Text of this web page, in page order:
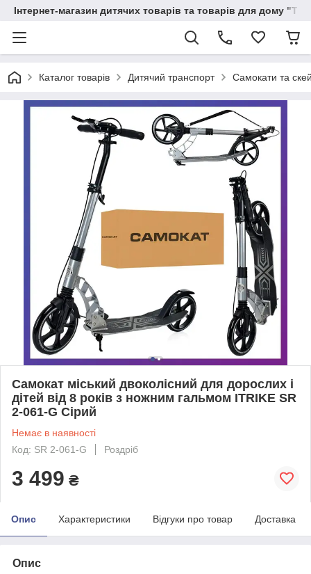
Інтернет-магазин дитячих товарів та товарів для дому
Каталог товарів Дитячий транспорт Самокати та
Самокат міський двоколісний для дорослих і
дітей від 8 років з ножним гальмом ITRIKE SR
2-061-G Сірий
Немає в наявності
Код: SR 2-061-G
Роздріб
3 499 ₴
Опис Характеристики Відгуки про товар Доставка
Опис